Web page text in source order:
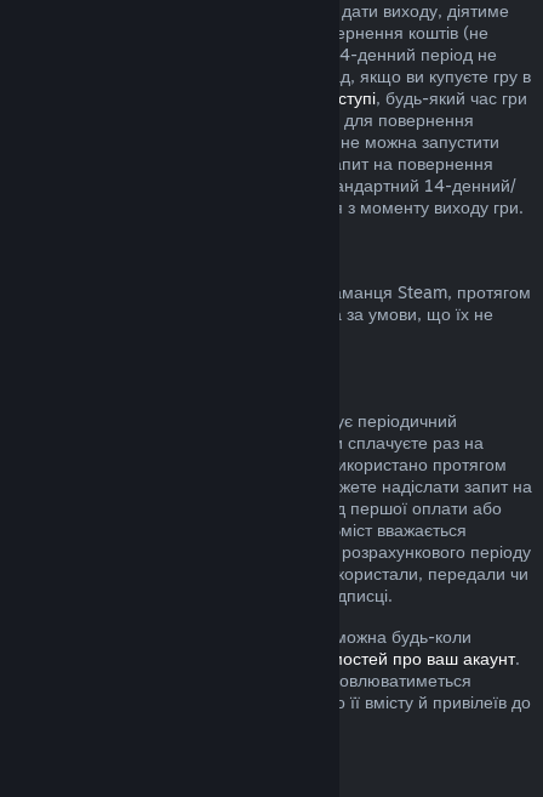
Якщо ви купуєте продукт у Steam раніше дати виходу, діятиме
двогодинне обмеження часу гри для повернення коштів (не
поширюється на бета-тестування), але 14-денний період не
почнеться раніше дати виходу. Наприклад, якщо ви купуєте гру в
пріоритетному доступі, будь-який час гри
зарахується до двогодинного обмеження для повернення
коштів. Якщо ви завчасно купили гру, яку не можна запустити
раніше дати виходу, ви можете подати запит на повернення
коштів у будь-який час до її випуску, а стандартний 14-денний/
двогодинний період застосовуватиметься з моменту виходу гри.
Ви можете повернути кошти, додані до гаманця Steam, протягом
чотирнадцяти днів з моменту переказу та за умови, що їх не
До деяких сервісів і вмісту Steam пропонує періодичний
(помісячний, порічний) доступ, за який ви сплачуєте раз на
період. Якщо поновлювану підписку не використано протягом
поточного розрахункового періоду, ви можете надіслати запит на
повернення коштів упродовж 48 годин від першої оплати або
будь-якого автоматичного поновлення. Вміст вважається
використаним, якщо протягом поточного розрахункового періоду
ви грали в будь-які ігри з підписки або використали, передали чи
змінили будь-які привілеї або знижки у підписці.
Зауважте, що будь-яку активну підписку можна будь-коли
сторінку відомостей про ваш акаунт.
Після скасування підписка більше не поновлюватиметься
автоматично, але ви збережете доступ до її вмісту й привілеїв до